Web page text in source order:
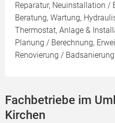
Reparatur, Neuinstallation /
Beratung, Wartung,
Thermostat, Anlage &
Planung / Berechnung,
Renovierung / Badsanierung
Fachbetriebe im
Kirchen